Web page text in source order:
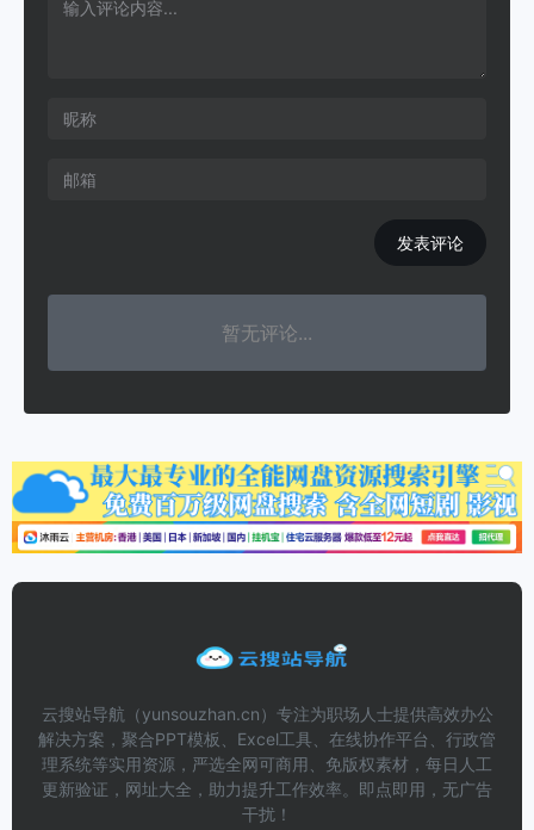
发表评论
暂无评论...
云搜站导航（yunsouzhan.cn）专注为职场人士提供高效办公
解决方案，聚合PPT模板、Excel工具、在线协作平台、行政管
理系统等实用资源，严选全网可商用、免版权素材，每日人工
更新验证，网址大全，助力提升工作效率。即点即用，无广告
干扰！